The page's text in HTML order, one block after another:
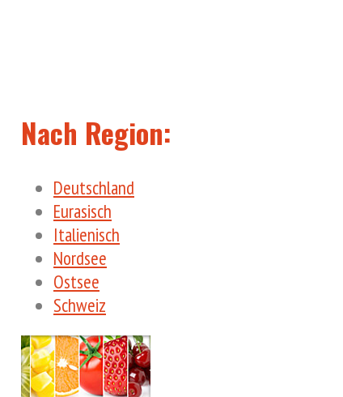
Nach Region:
Deutschland
Eurasisch
Italienisch
Nordsee
Ostsee
Schweiz